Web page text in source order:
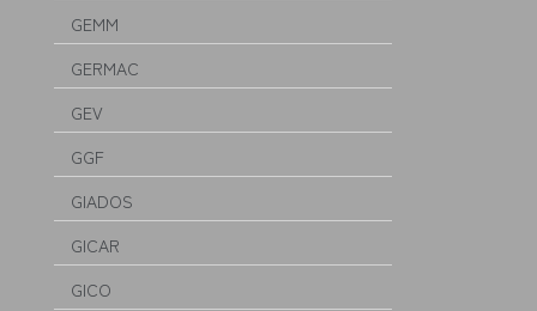
GEMM
GERMAC
GEV
GGF
GIADOS
GICAR
GICO